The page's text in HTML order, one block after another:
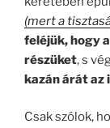
(mert a
feléjük, hogy
részüket, s
kazán árát az
Csak szólok,